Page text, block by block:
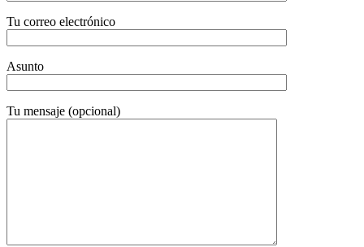
Tu correo electrónico
Asunto
Tu mensaje (opcional)